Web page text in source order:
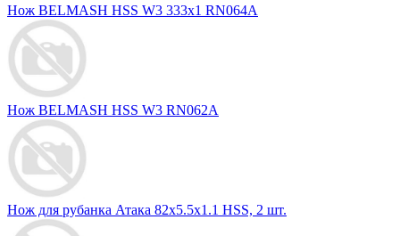
Нож BELMASH HSS W3 333х1 RN064A
Нож BELMASH HSS W3 RN062A
Нож для рубанка Атака 82х5.5х1.1 HSS, 2 шт.